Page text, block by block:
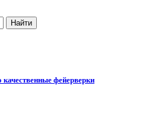
Найти
фейерверки